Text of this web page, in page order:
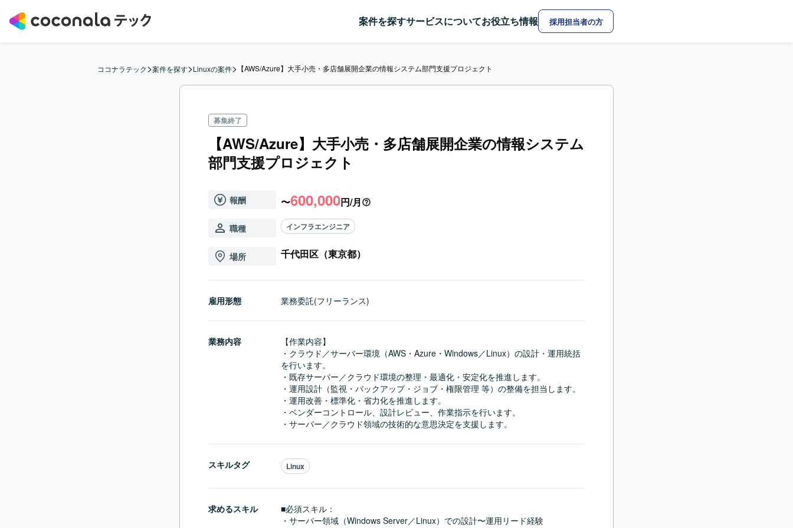
案件を探すサービスについてお役立ち情報 採用担当者の方
ココナラテック>案件を探す>Linuxの案件> 【AWS/Azure】大手小売・多店舗展開企業の情報システム部門支援プロジェクト
募集終了
【AWS/Azure】大手小売・多店舗展開企業の情報システム
部門支援プロジェクト
報酬 〜600,000円/月
職種 インフラエンジニア
場所 千代田区（東京都）
雇用形態 業務委託(フリーランス)
業務内容
【作業内容】
・クラウド／サーバー環境（AWS・Azure・Windows／Linux）の設計・運用統括
を行います。
・既存サーバー／クラウド環境の整理・最適化・安定化を推進します。
・運用設計（監視・バックアップ・ジョブ・権限管理 等）の整備を担当します。
・運用改善・標準化・省力化を推進します。
・ベンダーコントロール、設計レビュー、作業指示を行います。
・サーバー／クラウド領域の技術的な意思決定を支援します。
スキルタグ Linux
求めるスキル
■必須スキル：
・サーバー領域（Windows Server／Linux）での設計〜運用リード経験